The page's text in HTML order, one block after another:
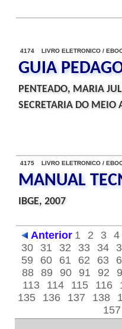
4174 LIVRO ELETRONICO /
GUIA
PENTEADO, MARIA
SECRETARIA DO
4175 LIVRO ELETRONICO /
MANUAL
IBGE, 2007
Anterior 1 2 3 4
30
31 32 33 34
59
60 61 62 63
88 89 90 91 92
113
114 115 116
135
136 137 138
157